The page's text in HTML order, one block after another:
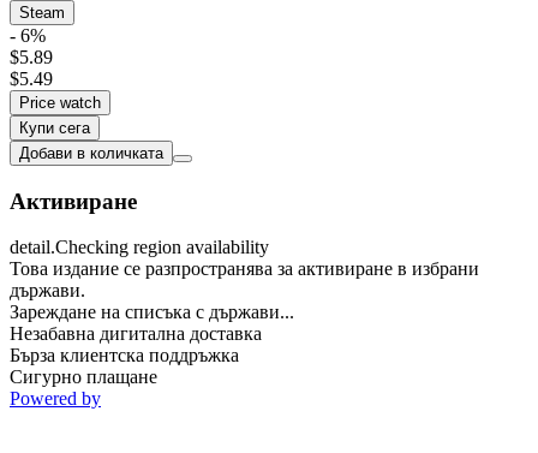
Steam
- 6%
$5.89
$5.49
Price watch
Купи сега
Добави в количката
Активиране
detail.Checking region availability
Това издание се разпространява за активиране в избрани
държави.
Зареждане на списъка с държави...
Незабавна дигитална доставка
Бърза клиентска поддръжка
Сигурно плащане
Powered by